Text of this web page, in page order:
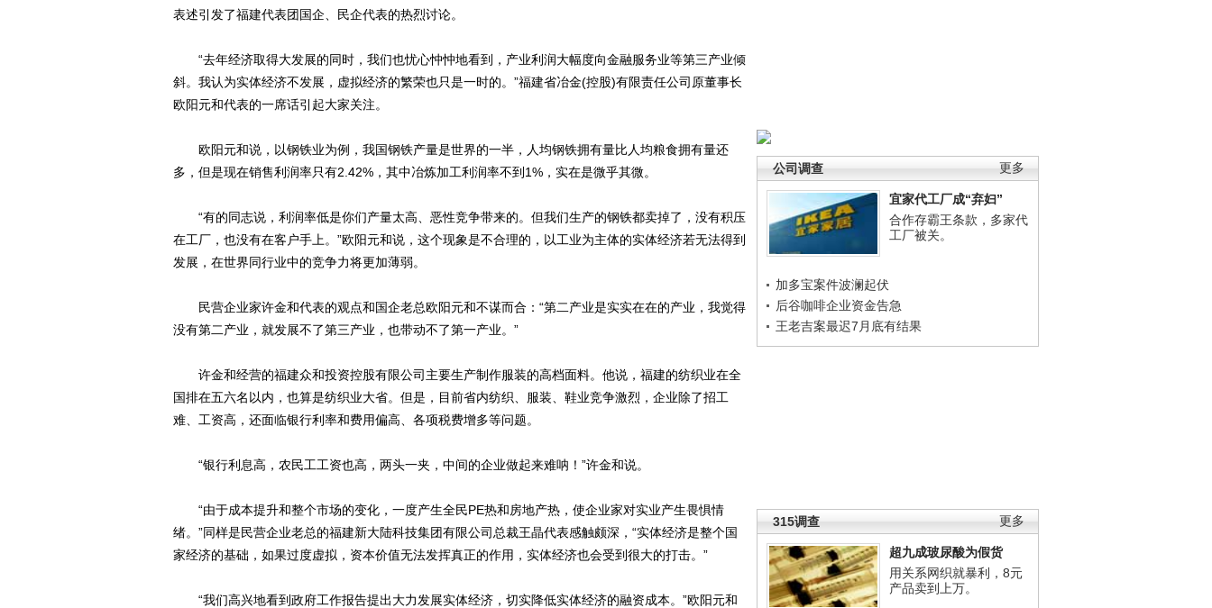
更多
公司调查
宜家代工厂成“弃妇”
合作存霸王条款，多家代
工厂被关。
加多宝案件波澜起伏
后谷咖啡企业资金告急
王老吉案最迟7月底有结果
更多
315调查
超九成玻尿酸为假货
用关系网织就暴利，8元
产品卖到上万。
表述引发了福建代表团国企、民企代表的热烈讨论。
“去年经济取得大发展的同时，我们也忧心忡忡地看到，产业利润大幅度向金融服务业等第三产业倾
斜。我认为实体经济不发展，虚拟经济的繁荣也只是一时的。”福建省冶金(控股)有限责任公司原董事长
欧阳元和代表的一席话引起大家关注。
欧阳元和说，以钢铁业为例，我国钢铁产量是世界的一半，人均钢铁拥有量比人均粮食拥有量还
多，但是现在销售利润率只有2.42%，其中冶炼加工利润率不到1%，实在是微乎其微。
“有的同志说，利润率低是你们产量太高、恶性竞争带来的。但我们生产的钢铁都卖掉了，没有积压
在工厂，也没有在客户手上。”欧阳元和说，这个现象是不合理的，以工业为主体的实体经济若无法得到
发展，在世界同行业中的竞争力将更加薄弱。
民营企业家许金和代表的观点和国企老总欧阳元和不谋而合：“第二产业是实实在在的产业，我觉得
没有第二产业，就发展不了第三产业，也带动不了第一产业。”
许金和经营的福建众和投资控股有限公司主要生产制作服装的高档面料。他说，福建的纺织业在全
国排在五六名以内，也算是纺织业大省。但是，目前省内纺织、服装、鞋业竞争激烈，企业除了招工
难、工资高，还面临银行利率和费用偏高、各项税费增多等问题。
“银行利息高，农民工工资也高，两头一夹，中间的企业做起来难呐！”许金和说。
“由于成本提升和整个市场的变化，一度产生全民PE热和房地产热，使企业家对实业产生畏惧情
绪。”同样是民营企业老总的福建新大陆科技集团有限公司总裁王晶代表感触颇深，“实体经济是整个国
家经济的基础，如果过度虚拟，资本价值无法发挥真正的作用，实体经济也会受到很大的打击。”
“我们高兴地看到政府工作报告提出大力发展实体经济，切实降低实体经济的融资成本。”欧阳元和